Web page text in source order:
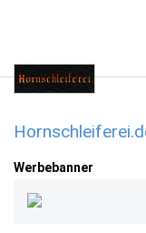
Werbebanner